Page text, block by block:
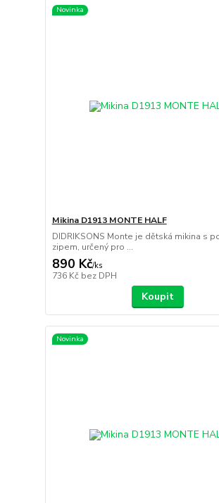
Novinka
Mikina D1913 MONTE HALF
DIDRIKSONS Monte je dětská mikina s
zipem, určený pro ...
890 Kč/ks
736 Kč bez DPH
Koupit
Novinka